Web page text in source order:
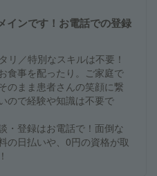
インです！お電話での登録
リ／特別なスキルは不要！
食事を配ったり。ご家庭で
のまま患者さんの笑顔に繋
ので経験や知識は不要で
・登録はお電話で！面倒な
の日払いや、0円の資格が取